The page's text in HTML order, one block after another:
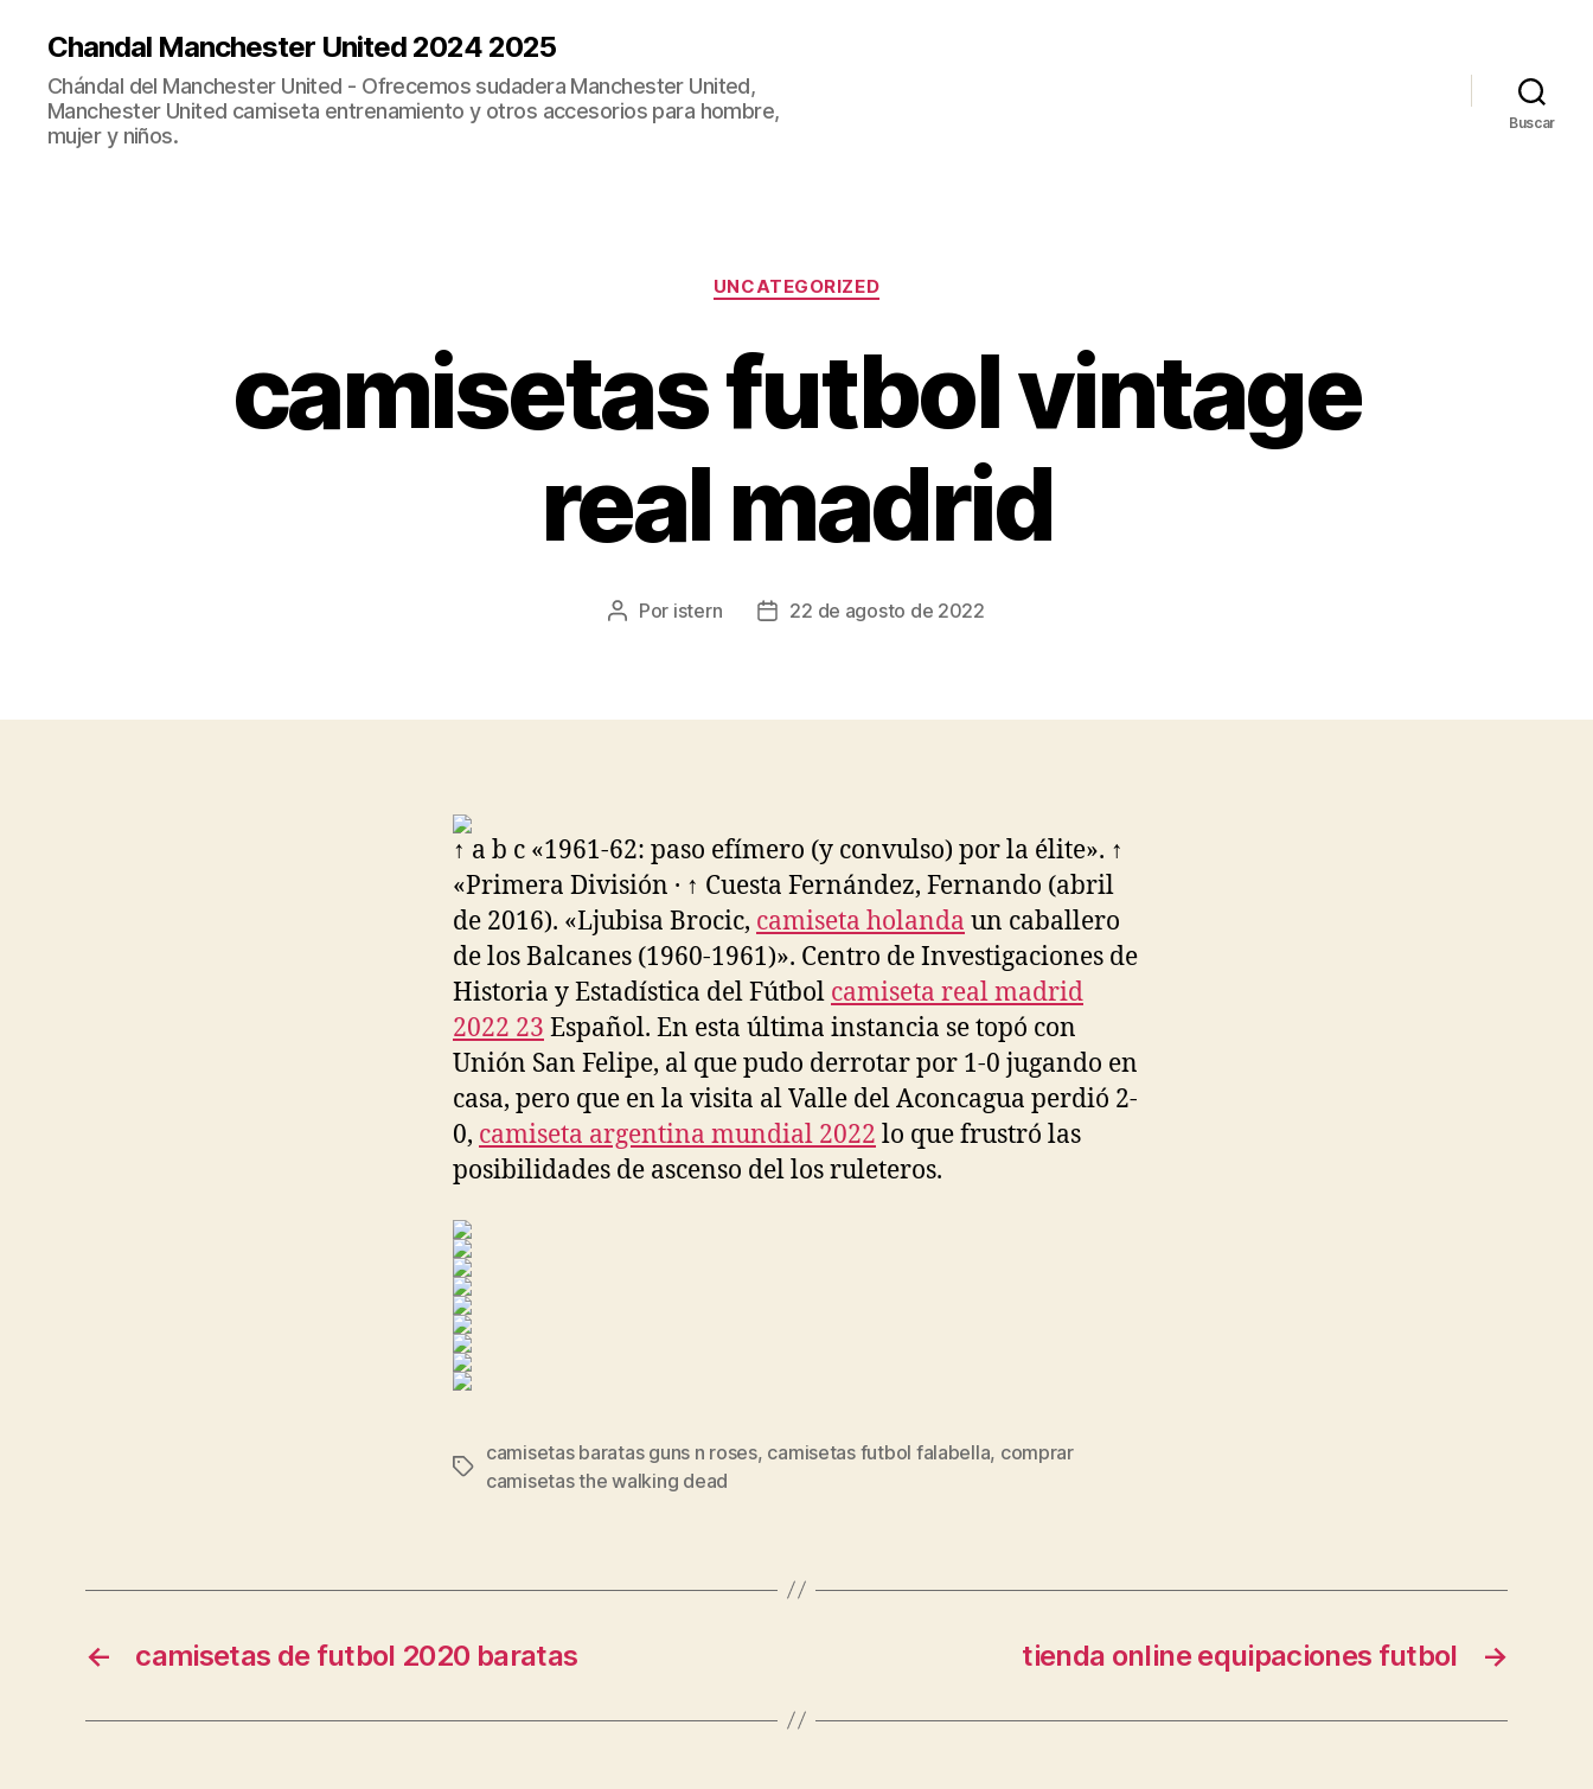
Chandal Manchester United 2024 2025
Chándal del Manchester United - Ofrecemos sudadera Manchester United,
Manchester United camiseta entrenamiento y otros accesorios para hombre,
mujer y niños.
Buscar
Categorías
UNCATEGORIZED
camisetas futbol vintage
real madrid
Autor
Por istern
Fecha22 de agosto de 2022
↑ a b c «1961-62: paso efímero (y convulso) por la élite». ↑
«Primera División · ↑ Cuesta Fernández, Fernando (abril
de 2016). «Ljubisa Brocic, camiseta holanda un caballero
de los Balcanes (1960-1961)». Centro de Investigaciones de
Historia y Estadística del Fútbol camiseta real madrid
2022 23 Español. En esta última instancia se topó con
Unión San Felipe, al que pudo derrotar por 1-0 jugando en
casa, pero que en la visita al Valle del Aconcagua perdió 2-
0, camiseta argentina mundial 2022 lo que frustró las
posibilidades de ascenso del los ruleteros.
Etiquetas
camisetas baratas guns n roses, camisetas futbol falabella, comprar
camisetas the walking dead
← camisetas de futbol 2020 baratas →
tienda online equipaciones futbol